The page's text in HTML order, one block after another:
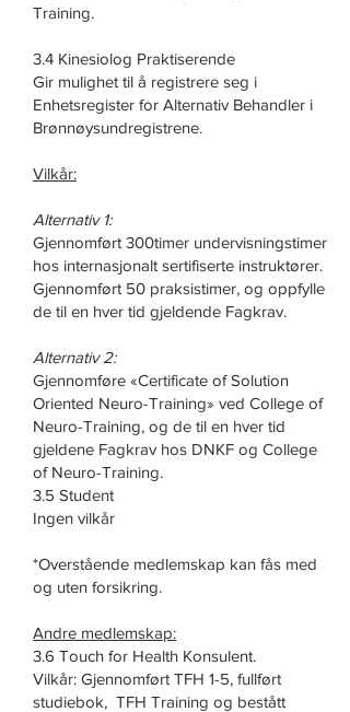
Training.
3.4 Kinesiolog Praktiserende
Gir mulighet til å registrere seg i
Enhetsregister for Alternativ Behandler i
Brønnøysundregistrene.
Vilkår:
Alternativ 1:
Gjennomført 300timer undervisningstimer
hos internasjonalt sertifiserte instruktører.
Gjennomført 50 praksistimer, og oppfylle
de til en hver tid gjeldende Fagkrav.
Alternativ 2:
Gjennomføre «Certificate of Solution
Oriented Neuro-Training» ved College of
Neuro-Training, og de til en hver tid
gjeldene Fagkrav hos DNKF og College
of Neuro-Training.
3.5 Student
Ingen vilkår
*Overstående medlemskap kan fås med
og uten forsikring.
Andre medlemskap:
3.6 Touch for Health Konsulent.
Vilkår: Gjennomført TFH 1-5, fullført
studiebok, TFH Training og bestått